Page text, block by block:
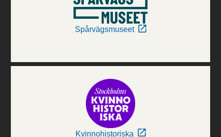
Spårvägsmuseet
Kvinnohistoriska